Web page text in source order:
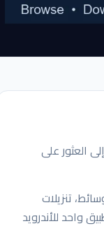
العثور على
تنزيلات
واحد للأندرويد